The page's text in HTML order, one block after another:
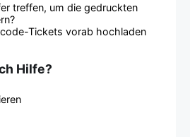
treffen, um die gedruckten
Tickets vorab hochladen
Hilfe?